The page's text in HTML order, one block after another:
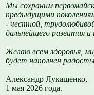
Мы сохраним
предыдущими
- честной,
дальнейшего развития
Желаю всем здоровья,
будет наполнен
Александр Лукашенко,
1 мая 2026 года.